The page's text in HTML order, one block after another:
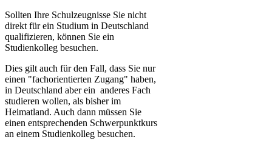
Sollten Ihre Schulzeugnisse Sie nicht
direkt für ein Studium in Deutschland
qualifizieren, können Sie ein
Studienkolleg besuchen.
Dies gilt auch für den Fall, dass Sie nur
einen "fachorientierten Zugang" haben,
in Deutschland aber ein anderes Fach
studieren wollen, als bisher im
Heimatland. Auch dann müssen Sie
einen entsprechenden Schwerpunktkurs
an einem Studienkolleg besuchen.